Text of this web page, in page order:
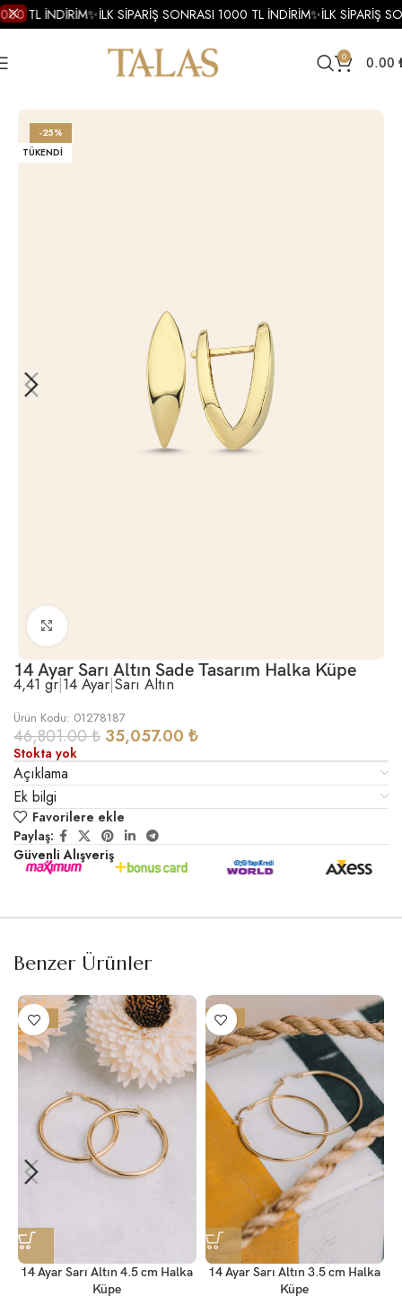
0 0.00
Altın Küpe Altın Halka Küpe
-25%
TÜKENDI
Büyütmek için tıklayın
14 Ayar Sarı Altın Sade Tasarım Halka Küpe
4,41 gr|14 Ayar|Sarı Altın
Ürün Kodu: 01278187
46,801.00₺ 35,057.00 ₺
Stokta yok
Açıklama
Ek bilgi
Favorilere ekle
Paylaş:
Güvenli Alışveriş
Benzer Ürünler
-21%
14 Ayar Sarı Altın 4.5 cm Halka
Küpe
-17%
14 Ayar Sarı Altın 3.5 cm Halka
Küpe
TL İNDİRİM✨İLK SİPARİŞ SONRASI 1000 TL İNDİRİM✨İLK SİPARİŞ